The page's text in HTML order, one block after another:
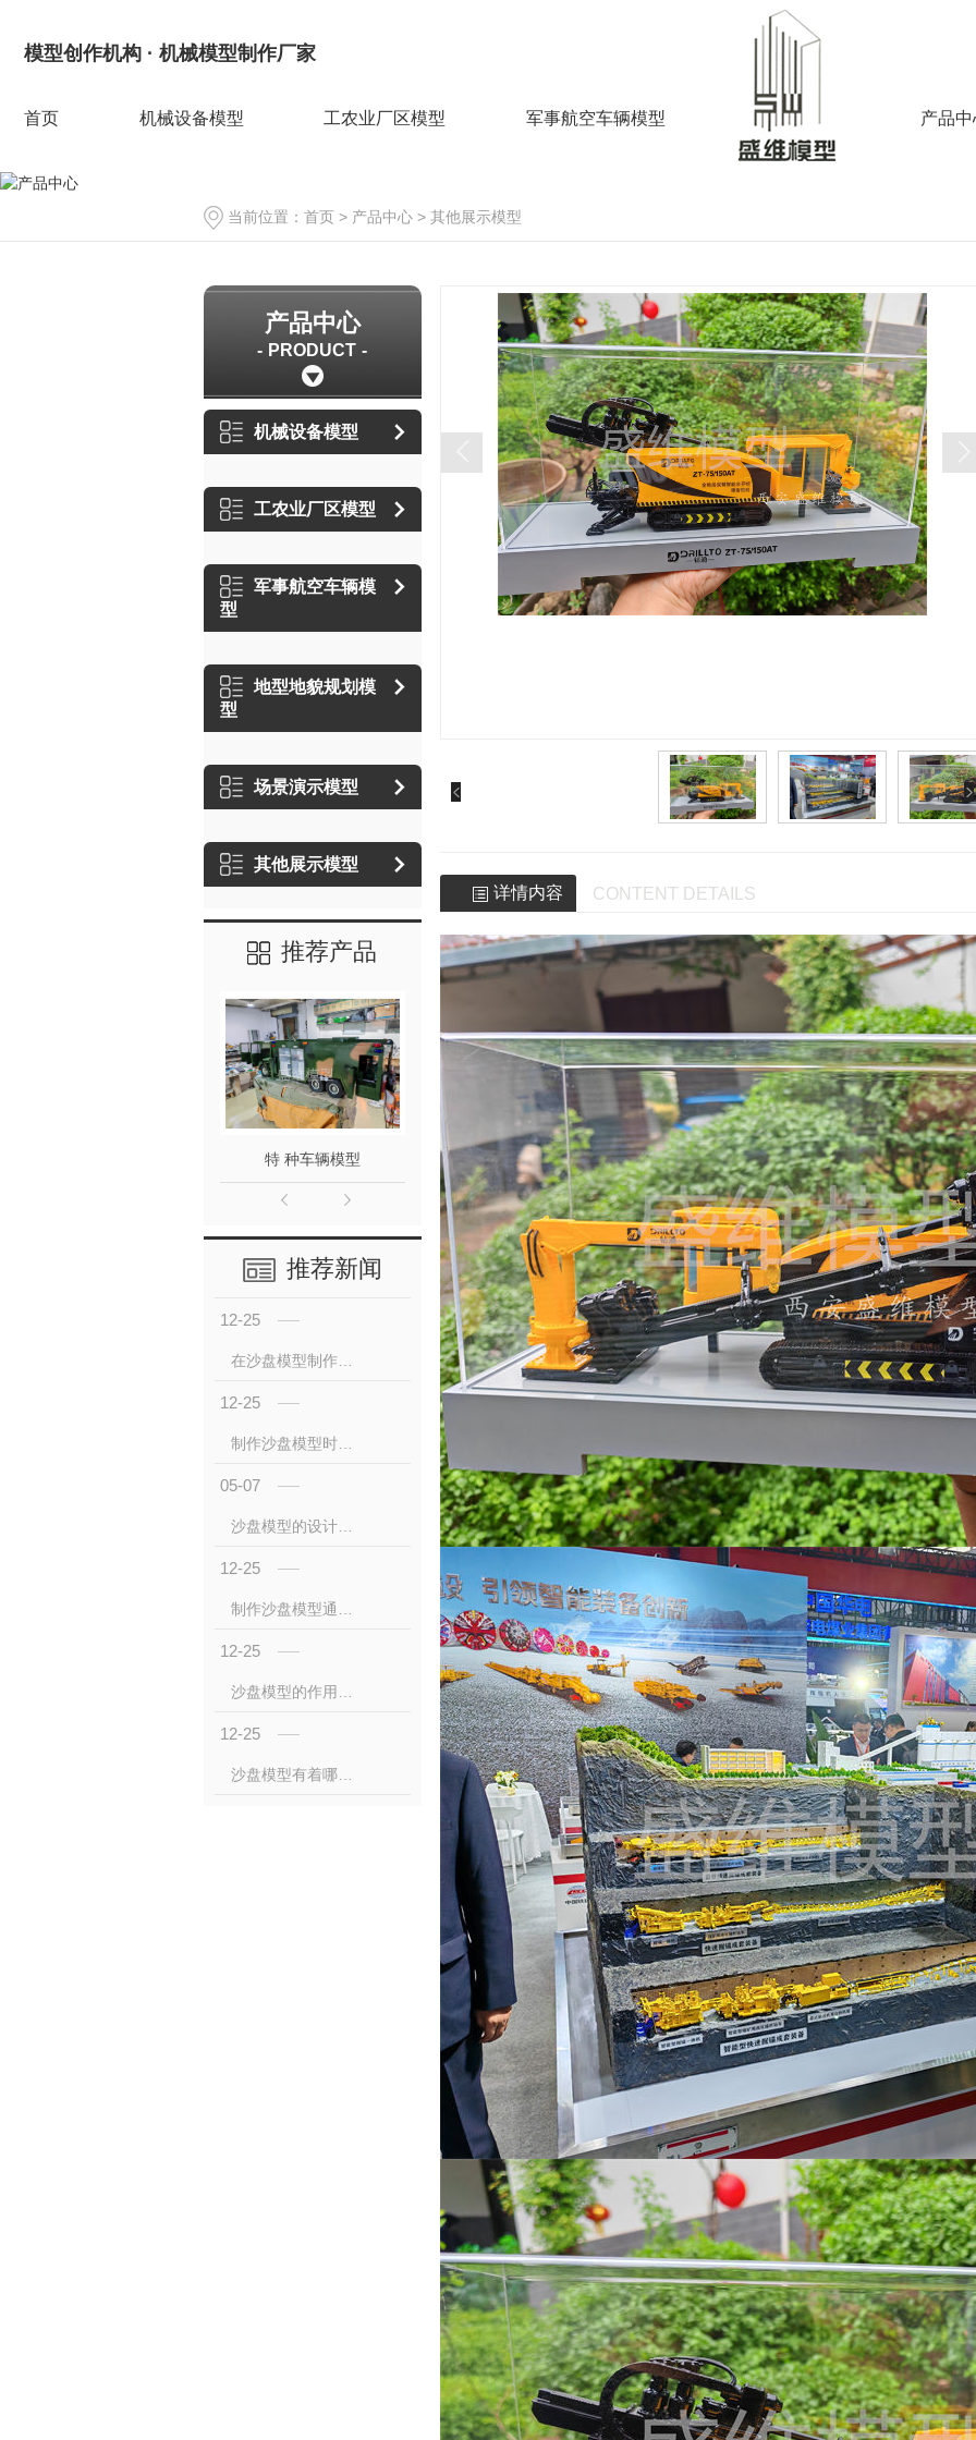
模型创作机构 · 机械模型制作厂家
首页 机械设备模型 工农业厂区模型 军事航空车辆模型 产品中
当前位置： 首页 > 产品中心 > 其他展示模型
产品中心
PRODUCT
机械设备模型
工农业厂区模型
军事航空车辆模
型
地型地貌规划模
型
场景演示模型
其他展示模型
推荐产品
特 种车辆模型 平路机动态运输机器人 救援钻机 露天煤
推荐新闻
12-25
在沙盘模型制作时我们需要注意哪些点？
12-25
制作沙盘模型时使用工具的注意事项
05-07
沙盘模型的设计原则和要求是什么
12-25
12-25
12-25
沙盘模型有着哪些核心的技术？
详情内容 CONTENT DETAILS